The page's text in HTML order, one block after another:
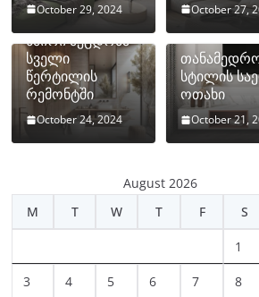
October 29, 2024 October 27,
ხშირი შეცდომა
სველი
წერტილის
რემონტში
October 24, 2024
სტილის
ოთახი
October 21,
August 2026
M
T W T F S
1
3 4 5 6 7 8